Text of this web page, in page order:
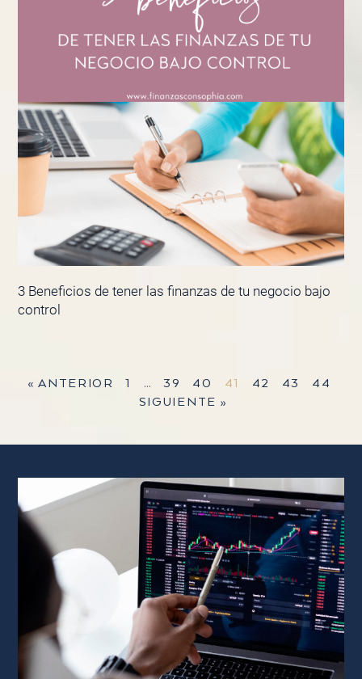
3 Beneficios de tener las finanzas de tu negocio bajo
control
« ANTERIOR 1 … 39 40 41 42 43
44
SIGUIENTE »